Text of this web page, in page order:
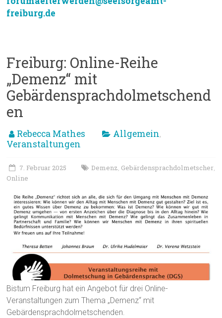
freiburg.de
Freiburg: Online-Reihe
„Demenz“ mit
Gebärdensprachdolmetschend
en
Rebecca Mathes Allgemein,
Veranstaltungen
7. Februar 2025 Demenz, Gebärdensprachdolmetscher,
Online
Bistum Freiburg hat ein Angebot für drei Online-
Veranstaltungen zum Thema „Demenz“ mit
Gebärdensprachdolmetschenden.